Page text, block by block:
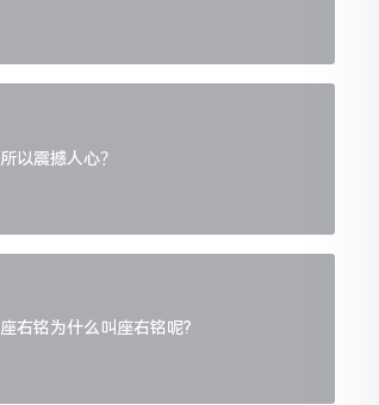
所以震撼人心？
座右铭为什么叫座右铭呢?